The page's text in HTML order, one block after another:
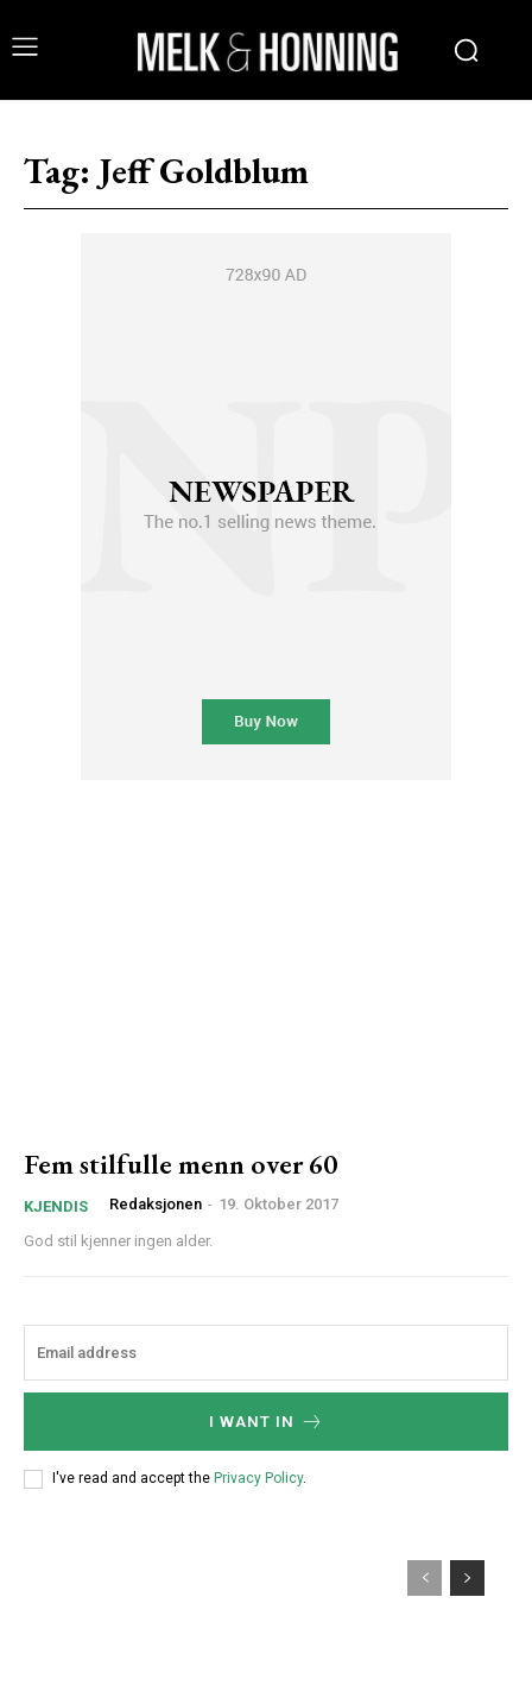
Tag: Jeff Goldblum
Fem stilfulle menn over 60
KJENDIS Redaksjonen - 19. Oktober 2017
God stil kjenner ingen alder.
I WANT IN
I've read and accept the Privacy Policy.